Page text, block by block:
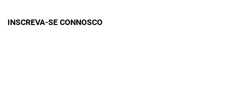
INSCREVA-SE CONNOSCO